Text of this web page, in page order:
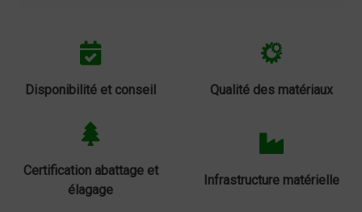
Disponibilité et conseil Qualité des matériaux
Certification abattage et
élagage
Infrastructure matérielle